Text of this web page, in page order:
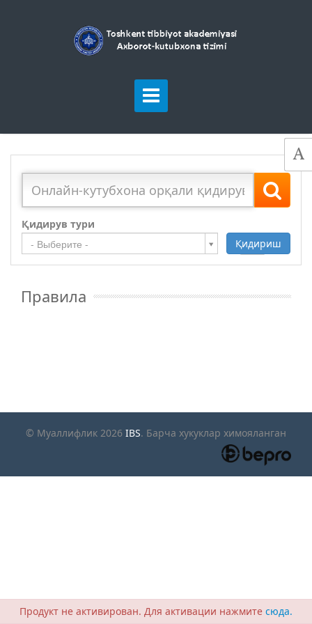
Қидирув тури
- Выберите - Қўшиш
Қидириш
Правила
© Муаллифлик 2026 IBS. Барча хукуклар химояланган
Продукт не активирован. Для активации нажмите сюда.